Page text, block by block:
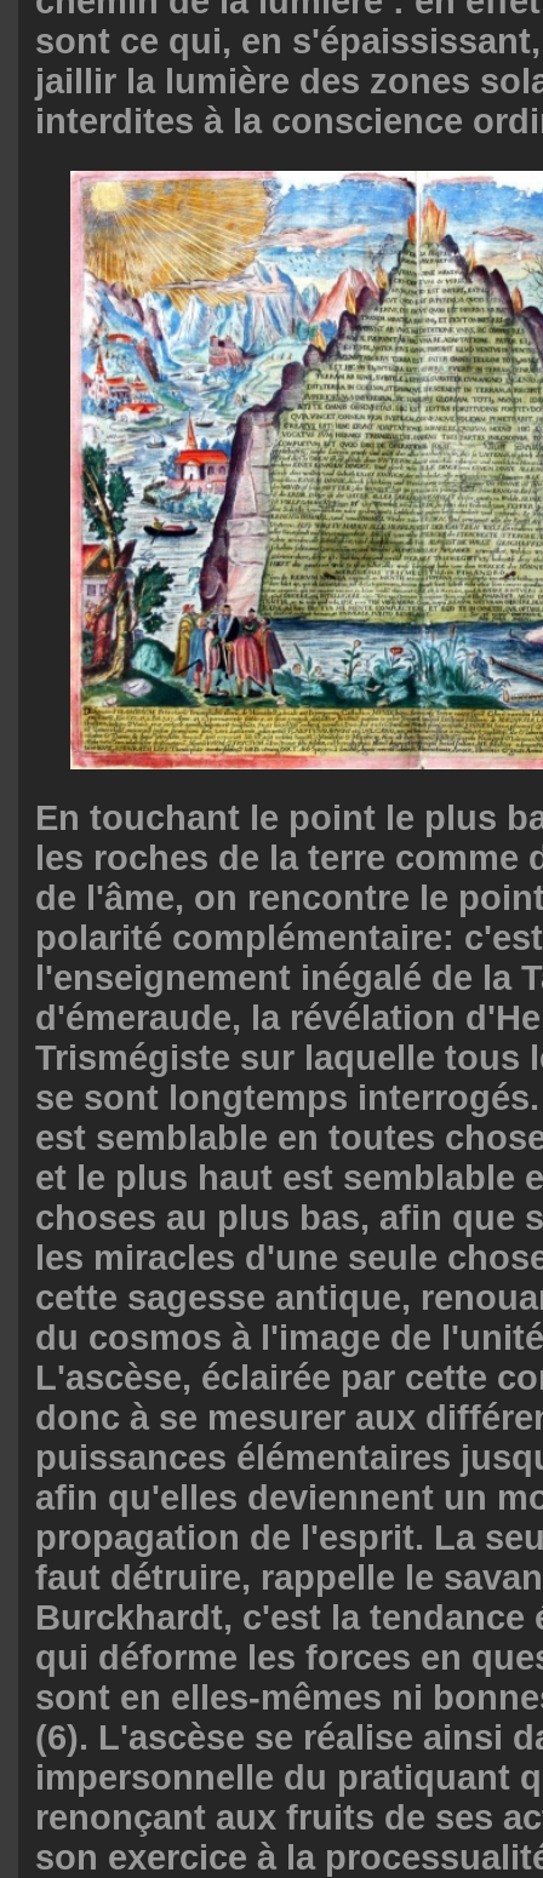
sont ce qui, en
jaillir la lumière des zones
interdites à la conscience
En touchant le point le plus
les roches de la terre comme
de l'âme, on rencontre le
polarité complémentaire: c'est
l'enseignement inégalé de la
d'émeraude, la révélation
Trismégiste sur laquelle tous
se sont longtemps interrogés
est semblable en toutes
et le plus haut est semblable
choses au plus bas, afin que
les miracles d'une seule
cette sagesse antique,
du cosmos à l'image de
L'ascèse, éclairée par cette
donc à se mesurer aux
puissances élémentaires
afin qu'elles deviennent un
propagation de l'esprit. La
faut détruire, rappelle le
Burckhardt, c'est la tendance
qui déforme les forces en
sont en elles-mêmes ni
(6). L'ascèse se réalise ainsi
impersonnelle du pratiquant
renonçant aux fruits de ses
son exercice à la